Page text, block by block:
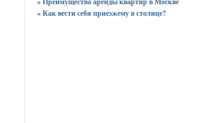
» Как вести себя приезжему в столице?